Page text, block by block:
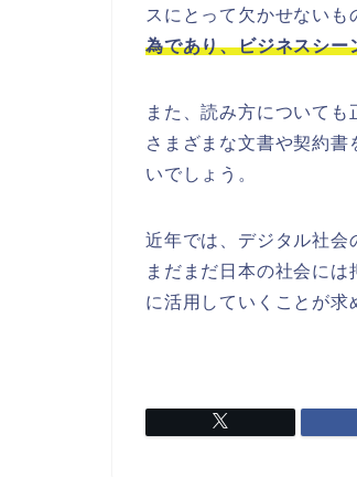
スにとって欠かせないも
為であり、ビジネスシー
また、読み方についても
さまざまな文書や契約
いでしょう。
近年では、デジタル社会
まだまだ日本の社会に
に活用していくことが求